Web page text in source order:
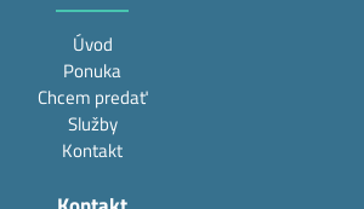
Úvod
Ponuka
Chcem predať
Služby
Kontakt